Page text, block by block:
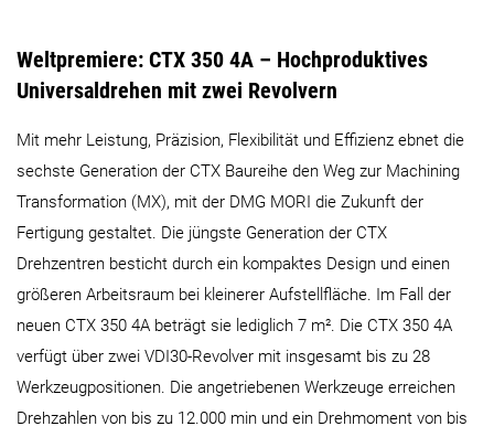
Weltpremiere: CTX 350 4A – Hochproduktives
Universaldrehen mit zwei Revolvern
Mit mehr Leistung, Präzision, Flexibilität und Effizienz ebnet die
sechste Generation der CTX Baureihe den Weg zur Machining
Transformation (MX), mit der DMG MORI die Zukunft der
Fertigung gestaltet. Die jüngste Generation der CTX
Drehzentren besticht durch ein kompaktes Design und einen
größeren Arbeitsraum bei kleinerer Aufstellfläche. Im Fall der
neuen CTX 350 4A beträgt sie lediglich 7 m². Die CTX 350 4A
verfügt über zwei VDI30-Revolver mit insgesamt bis zu 28
Werkzeugpositionen. Die angetriebenen Werkzeuge erreichen
Drehzahlen von bis zu 12.000 min und ein Drehmoment von bis